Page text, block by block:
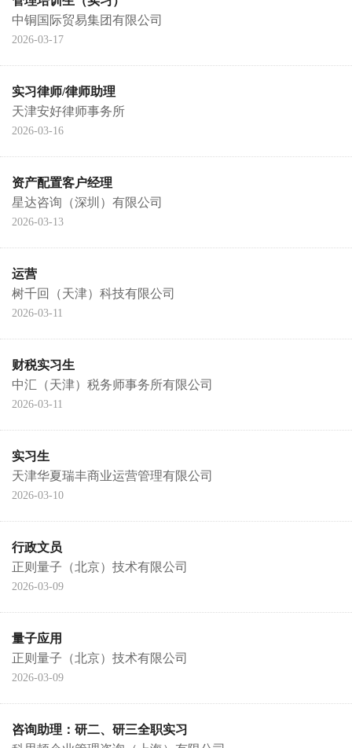
中铜国际贸易集团有限公司
2026-03-17
实习律师/律师助理
天津安好律师事务所
2026-03-16
资产配置客户经理
星达咨询（深圳）有限公司
2026-03-13
运营
树千回（天津）科技有限公司
2026-03-11
财税实习生
中汇（天津）税务师事务所有限公司
2026-03-11
实习生
天津华夏瑞丰商业运营管理有限公司
2026-03-10
行政文员
正则量子（北京）技术有限公司
2026-03-09
量子应用
正则量子（北京）技术有限公司
2026-03-09
咨询助理：研二、研三全职实习